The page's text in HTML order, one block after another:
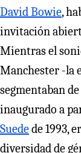
David Bowie,
invitación
Mientras el
Manchester -la
segmentaban
inaugurado a
Suedede 1993,
diversidad de